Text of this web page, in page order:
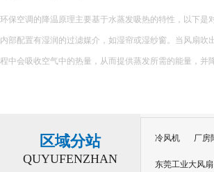
在精密制造、电子加工、五金生产等行业，车间温度不
良品率。夏季车间高温环境下，精密设备易受热变形、
员工注意力不集中、疲劳乏力，大幅降低生产效率，给企
区域分站
QUYUFENZHAN
冷风机 厂房
东莞工业大风扇